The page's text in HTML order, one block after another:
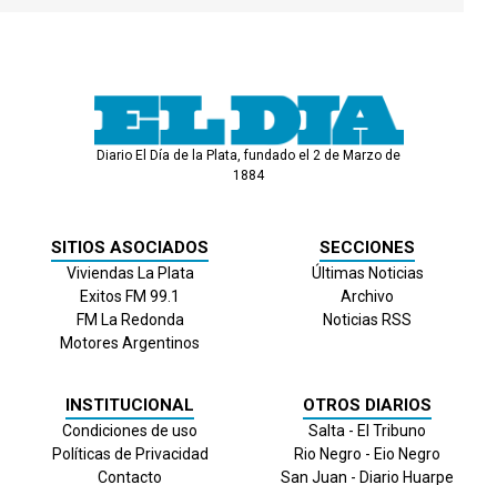
Diario El Día de la Plata, fundado el 2 de Marzo de
1884
SITIOS ASOCIADOS
Viviendas La Plata
Exitos FM 99.1
FM La Redonda
Motores Argentinos
SECCIONES
Últimas Noticias
Archivo
Noticias RSS
INSTITUCIONAL
Condiciones de uso
Políticas de Privacidad
Contacto
OTROS DIARIOS
Salta - El Tribuno
Rio Negro - Eio Negro
San Juan - Diario Huarpe